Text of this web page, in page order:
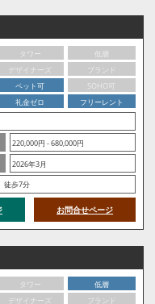
タワー
低層
デザイナーズ
ブランド
ペット可
SOHO可
礼金ゼロ
フリーレント
220,000円 - 680,000円
2026年3月
徒歩7分
お問合せページ
タワー
低層
デザイナーズ
ブランド